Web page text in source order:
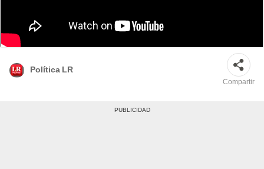
Parlamento Nacional elegirá a su nueva Mesa Directiva este martes 26 de
julio. Foto: Congreso/Composición de Gerson Cardoso/La República
Política LR
Compartir